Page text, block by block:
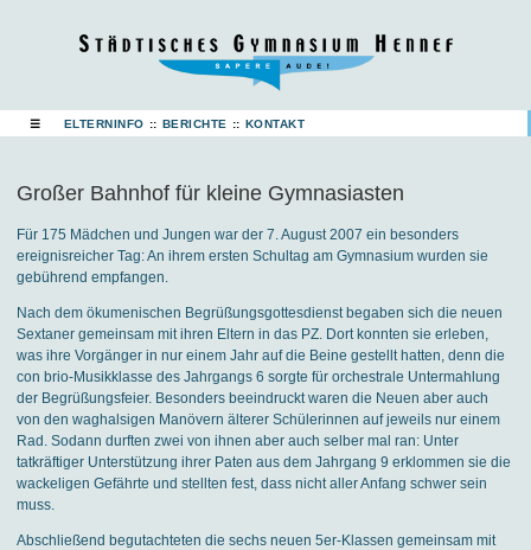
☰ ELTERNINFO :: BERICHTE :: KONTAKT
Großer Bahnhof für kleine Gymnasiasten
Für 175 Mädchen und Jungen war der 7. August 2007 ein besonders
ereignisreicher Tag: An ihrem ersten Schultag am Gymnasium wurden sie
gebührend empfangen.
Nach dem ökumenischen Begrüßungsgottesdienst begaben sich die neuen
Sextaner gemeinsam mit ihren Eltern in das PZ. Dort konnten sie erleben,
was ihre Vorgänger in nur einem Jahr auf die Beine gestellt hatten, denn die
con brio-Musikklasse des Jahrgangs 6 sorgte für orchestrale Untermahlung
der Begrüßungsfeier. Besonders beeindruckt waren die Neuen aber auch
von den waghalsigen Manövern älterer Schülerinnen auf jeweils nur einem
Rad. Sodann durften zwei von ihnen aber auch selber mal ran: Unter
tatkräftiger Unterstützung ihrer Paten aus dem Jahrgang 9 erklommen sie die
wackeligen Gefährte und stellten fest, dass nicht aller Anfang schwer sein
muss.
Abschließend begutachteten die sechs neuen 5er-Klassen gemeinsam mit